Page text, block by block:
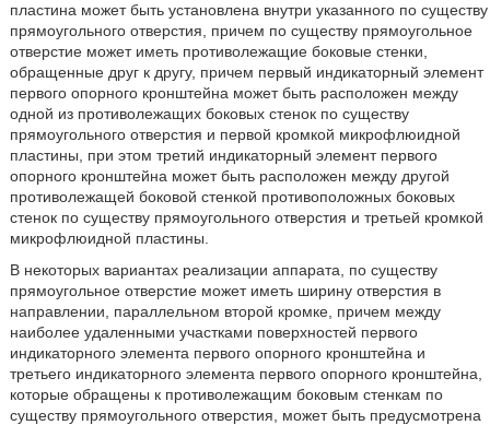
пластина может быть установлена внутри указанного по существу
прямоугольного отверстия, причем по существу прямоугольное
отверстие может иметь противолежащие боковые стенки,
обращенные друг к другу, причем первый индикаторный элемент
первого опорного кронштейна может быть расположен между
одной из противолежащих боковых стенок по существу
прямоугольного отверстия и первой кромкой микрофлюидной
пластины, при этом третий индикаторный элемент первого
опорного кронштейна может быть расположен между другой
противолежащей боковой стенкой противоположных боковых
стенок по существу прямоугольного отверстия и третьей кромкой
микрофлюидной пластины.
В некоторых вариантах реализации аппарата, по существу
прямоугольное отверстие может иметь ширину отверстия в
направлении, параллельном второй кромке, причем между
наиболее удаленными участками поверхностей первого
индикаторного элемента первого опорного кронштейна и
третьего индикаторного элемента первого опорного кронштейна,
которые обращены к противолежащим боковым стенкам по
существу прямоугольного отверстия, может быть предусмотрена